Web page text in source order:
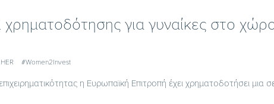
χρηματοδότησης για γυναίκες στο
#Women2Invest
η Ευρωπαϊκή Επιτροπή έχει χρηματοδοτήσει μια